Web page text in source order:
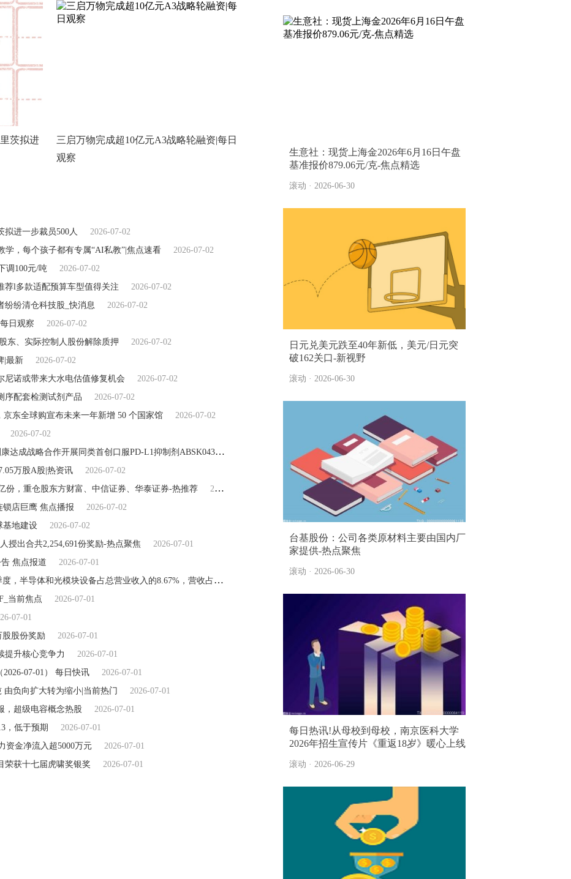
茨拟进
三启万物完成超10亿元A3战略轮融资|每日
观察
拟进一步裁员500人
2026-07-02
，每个孩子都有专属“AI私教”|焦点速看
2026-07-02
调100元/吨
2026-07-02
荐l多款适配预算车型值得关注
2026-07-02
纷纷清仓科技股_快消息
2026-07-02
日观察
2026-07-02
东、实际控制人股份解除质押
2026-07-02
|最新
2026-07-02
尼诺或带来大水电估值修复机会
2026-07-02
序配套检测试剂产品
2026-07-02
东全球购宣布未来一年新增 50 个国家馆
2026-07-02
2026-07-02
前沿资讯!和誉-B(02256)附属与阿斯利康达成战略合作开展同类首创口服PD-L1抑制剂ABSK043联合泰瑞沙®治疗非小细胞肺癌的临床研究
2026-07-02
万股A股|热资讯
2026-07-02
份，重仓股东方财富、中信证券、华泰证券-热推荐
2026-07-02
锁店巨鹰 焦点播报
2026-07-02
基地建设
2026-07-02
授出合共2,254,691份奖励-热点聚焦
2026-07-01
焦点报道
2026-07-01
科瑞技术(002957.SZ)：截至2026年1季度，半导体和光模块设备占总营业收入的8.67%，营收占比不高
当前焦点
2026-07-01
07-01
股股份奖励
2026-07-01
提升核心竞争力
2026-07-01
07-01） 每日快讯
2026-07-01
由负向扩大转为缩小|当前热门
2026-07-01
，超级电容概念热股
2026-07-01
，低于预期
2026-07-01
资金净流入超5000万元
2026-07-01
荣获十七届虎啸奖银奖
2026-07-01
生意社：现货上海金2026年6月16日午盘
基准报价879.06元/克-焦点精选
滚动 · 2026-06-30
日元兑美元跌至40年新低，美元/日元突
破162关口-新视野
滚动 · 2026-06-30
台基股份：公司各类原材料主要由国内厂
家提供-热点聚焦
滚动 · 2026-06-30
每日热讯!从母校到母校，南京医科大学
2026年招生宣传片《重返18岁》暖心上线
滚动 · 2026-06-29